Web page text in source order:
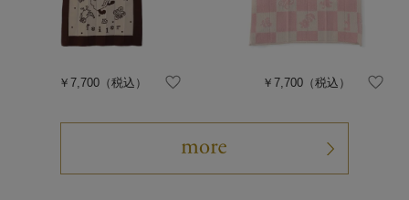
￥7,700 （税込） ￥7,700（税込）